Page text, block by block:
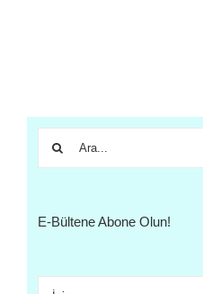
Ara:
E-Bültene Abone Olun!